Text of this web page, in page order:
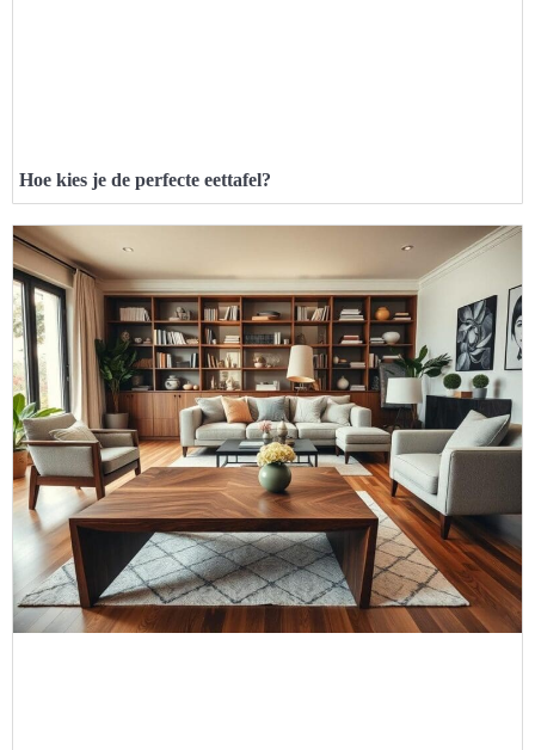
Hoe kies je de perfecte eettafel?